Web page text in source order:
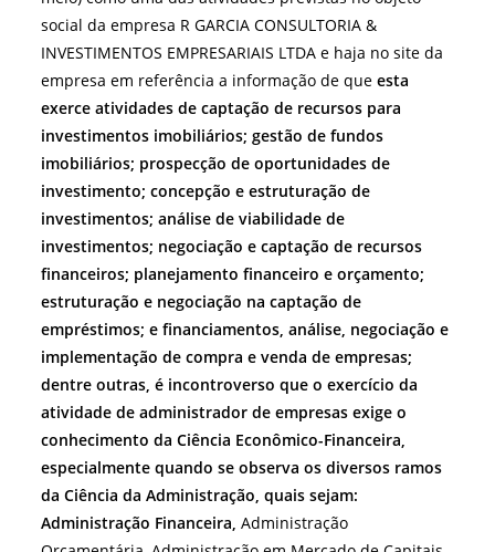
social da empresa R GARCIA CONSULTORIA &
INVESTIMENTOS EMPRESARIAIS LTDA e haja no site da
empresa em referência a informação de queesta
exerce atividades de captação de recursos para
investimentos imobiliários; gestão de fundos
imobiliários; prospecção de oportunidades de
investimento; concepção e estruturação de
investimentos; análise de viabilidade de
investimentos; negociação e captação de recursos
financeiros; planejamento financeiro e orçamento;
estruturação e negociação na captação de
empréstimos; e financiamentos, análise, negociação e
implementação de compra e venda de empresas;
dentre outras, é incontroverso que o exercício da
atividade de administrador de empresas exige o
conhecimento da Ciência Econômico-Financeira,
especialmente quando se observa os diversos ramos
da Ciência da Administração, quais sejam:
Administração Financeira, Administração